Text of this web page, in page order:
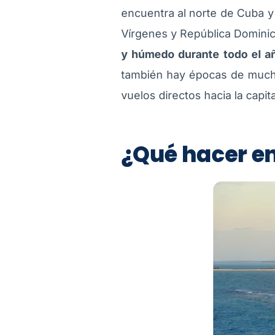
encuentra al norte de Cuba
Vírgenes y República
y húmedo durante todo el
también hay épocas de
vuelos directos hacia la
¿Qué hacer